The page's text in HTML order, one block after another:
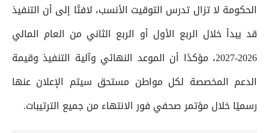
الحكومة لا تزال تدرس التوقيت الأنسب، لافتًا إلى أن التنفيذ
قد يبدأ خلال الربع الأول أو الربع الثاني من العام المالي
2026-2027، مؤكدًا أن الموعد النهائي وآلية التنفيذ وقيمة
الدعم المخصصة لكل مواطن مستحق سيتم الإعلان عنها
رسميًا خلال مؤتمر صحفي فور الانتهاء من جميع الترتيبات.